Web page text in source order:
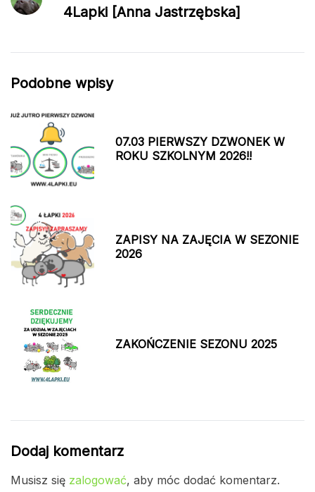
4Lapki [Anna Jastrzębska]
Podobne wpisy
07.03 PIERWSZY DZWONEK W
ROKU SZKOLNYM 2026!!
ZAPISY NA ZAJĘCIA W SEZONIE
2026
ZAKOŃCZENIE SEZONU 2025
Dodaj komentarz
Musisz się zalogować, aby móc dodać komentarz.